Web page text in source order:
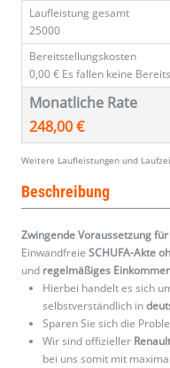
Laufleistung gesamt
25000
Bereitstellungskosten
0,00 € Es fallen keine
Monatliche Rate
248,00 €
Weitere Laufleistungen und
Beschreibung
Zwingende Voraussetzung
Einwandfreie SCHUFA-Akte
und regelmäßiges
Hierbei handelt es sich
selbstverständlich in
Sparen Sie sich die
Wir sind offizieller
bei uns somit mit